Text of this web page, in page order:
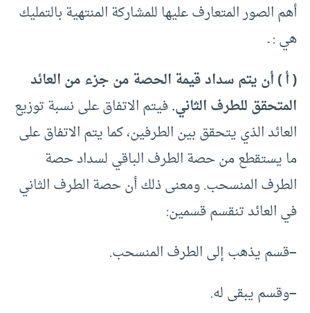
أهم الصور المتعارف عليها للمشاركة المنتهية بالتمليك
هي : ـ
( أ )أن يتم سداد قيمة الحصة من جزء من العائد
المتحقق للطرف الثاني.فيتم الاتفاق على نسبة توزيع
العائد الذي يتحقق بين الطرفين، كما يتم الاتفاق على
ما يستقطع من حصة الطرف الباقي لسداد حصة
الطرف المنسحب. ومعنى ذلك أن حصة الطرف الثاني
في العائد تنقسم قسمين:
–قسم يذهب إلى الطرف المنسحب.
–وقسم يبقى له.